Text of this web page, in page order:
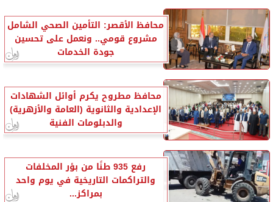
محافظ الأقصر: التأمين الصحي الشامل
مشروع قومي.. ونعمل على تحسين
جودة الخدمات
محافظ مطروح يكرم أوائل الشهادات
الإعدادية والثانوية (العامة والأزهرية)
والدبلومات الفنية
رفع 935 طنًا من بؤر المخلفات
والتراكمات التاريخية في يوم واحد
بمراكز...